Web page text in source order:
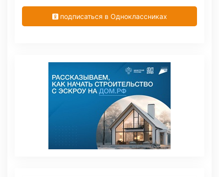
подписаться в Одноклассниках